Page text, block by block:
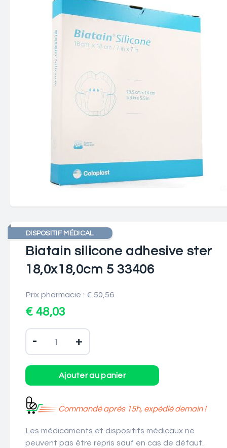
DISPOSITIF MÉDICAL
Biatain silicone adhesive ster
18,0x18,0cm 5 33406
Prix pharmacie : € 50,56
€ 48,03
- +
Commandé après 15h, expédié demain !
Les médicaments et dispositifs médicaux ne
peuvent pas être repris sauf en cas de défaut.